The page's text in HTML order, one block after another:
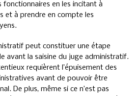
fonctionnaires en les incitant à
et à prendre en compte les
peut constituer une étape
avant la saisine du juge administratif.
requièrent l’épuisement des
avant de pouvoir être
De plus, même si ce n’est pas